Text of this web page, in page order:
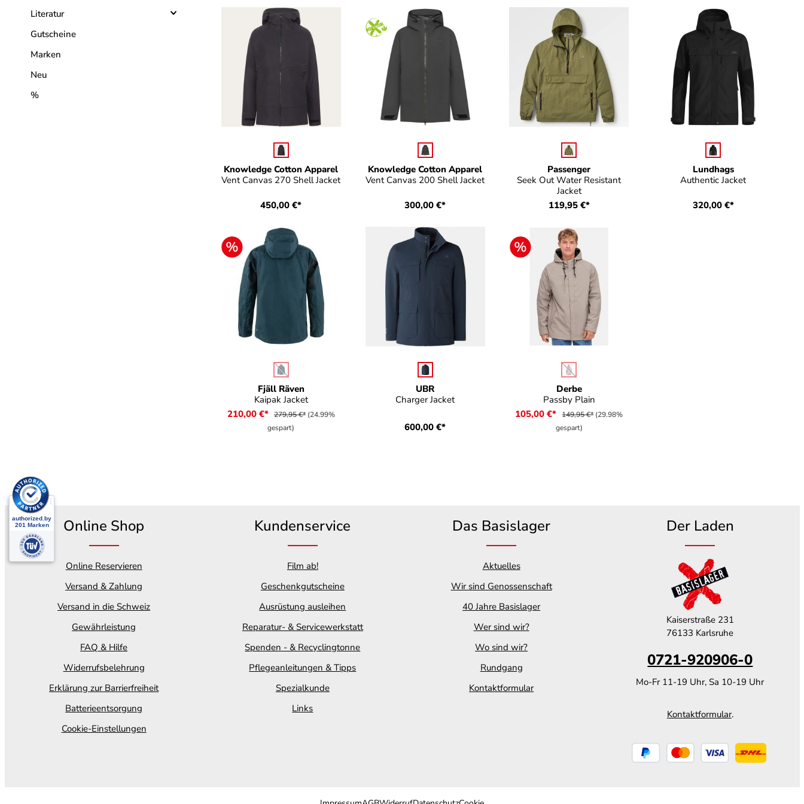
Literatur
Gutscheine
Marken
Neu
%
Knowledge Cotton Apparel
Vent Canvas 270 Shell Jacket
auswählen
450,00 €*
Knowledge Cotton Apparel
Vent Canvas 200 Shell Jacket
auswählen
300,00 €*
Passenger
Seek Out Water Resistant
Jacket
auswählen
119,95 €*
Lundhags
Authentic Jacket
Farbeauswählen
320,00 €*
Fjäll Räven
Kaipak Jacket
auswählen
(Diese Option ist zurzeit nicht verfügbar.)
210,00 €* 279,95 €* (24.99%
gespart)
UBR
Charger Jacket
Farbeauswählen
600,00 €*
Derbe
Passby Plain
auswählen
(Diese Option ist zurzeit nicht verfügbar.)
105,00 €* 149,95 €* (29.98%
gespart)
Online Shop
Online Reservieren
Versand & Zahlung
Versand in die Schweiz
Gewährleistung
FAQ & Hilfe
Widerrufsbelehrung
Erklärung zur Barrierfreiheit
Batterieentsorgung
Cookie-Einstellungen
Kundenservice
Film ab!
Geschenkgutscheine
Ausrüstung ausleihen
Reparatur- & Servicewerkstatt
Spenden - & Recyclingtonne
Pflegeanleitungen & Tipps
Spezialkunde
Links
Das Basislager
Aktuelles
Wir sind Genossenschaft
40 Jahre Basislager
Wer sind wir?
Wo sind wir?
Rundgang
Kontaktformular
Der Laden
Kaiserstraße 231
76133 Karlsruhe
0721-920906-0
Mo-Fr 11-19 Uhr, Sa 10-19 Uhr
Kontaktformular.